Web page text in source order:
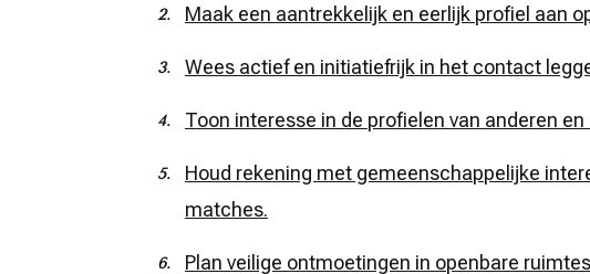
Maak een aantrekkelijk en eerlijk profiel aan
Wees actief en initiatiefrijk in het contact
Toon interesse in de profielen van anderen
Houd rekening met gemeenschappelijke
matches.
Plan veilige ontmoetingen in openbare